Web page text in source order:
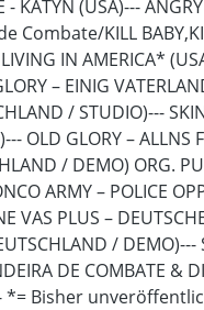
- KATYN (USA)---
KILL
IN AMERICA*
– EINIG
/ STUDIO)---
OLD GLORY –
/ DEMO) ORG.
ARMY – POLICE
VAS PLUS –
/
DE COMBATE &
*= Bisher